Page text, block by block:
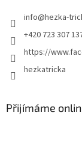
info@hezka-
+420 723 307
https://
hezkatricka
Přijímáme